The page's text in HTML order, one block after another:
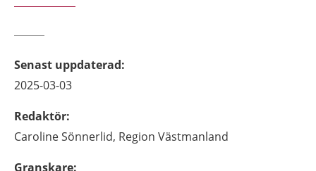
Senast uppdaterad:
2025-03-03
Redaktör:
CarolineSönnerlid, Region Västmanland
Granskare: